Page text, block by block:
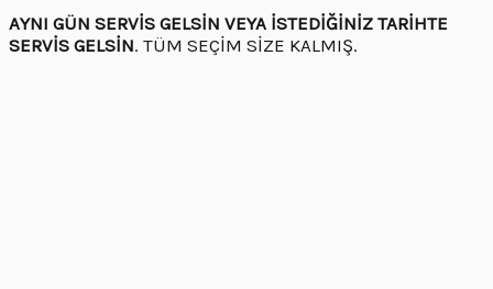
AYNI GÜN SERVİS GELSİN VEYA İSTEDİĞİNİZ TARİHTE
SERVİS GELSİN. TÜM SEÇİM SİZE KALMIŞ.